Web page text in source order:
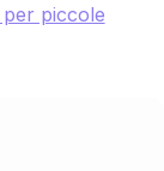
piccole